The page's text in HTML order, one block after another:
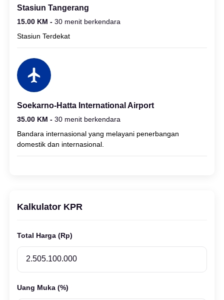
Stasiun Tangerang
15.00 KM - 30 menit berkendara
Stasiun Terdekat
Soekarno-Hatta International Airport
35.00 KM - 30 menit berkendara
Bandara internasional yang melayani penerbangan
domestik dan internasional.
Kalkulator KPR
Total Harga (Rp)
Uang Muka (%)